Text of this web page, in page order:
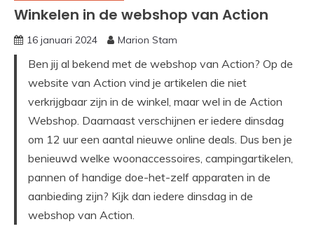
Winkelen in de webshop van Action
16 januari 2024 Marion Stam
Ben jij al bekend met de webshop van Action? Op de
website van Action vind je artikelen die niet
verkrijgbaar zijn in de winkel, maar wel in de Action
Webshop. Daarnaast verschijnen er iedere dinsdag
om 12 uur een aantal nieuwe online deals. Dus ben je
benieuwd welke woonaccessoires, campingartikelen,
pannen of handige doe-het-zelf apparaten in de
aanbieding zijn? Kijk dan iedere dinsdag in de
webshop van Action.